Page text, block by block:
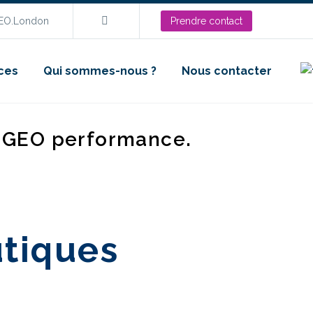
Prendre contact
Qui sommes-nous ? Nous contacter
performance.